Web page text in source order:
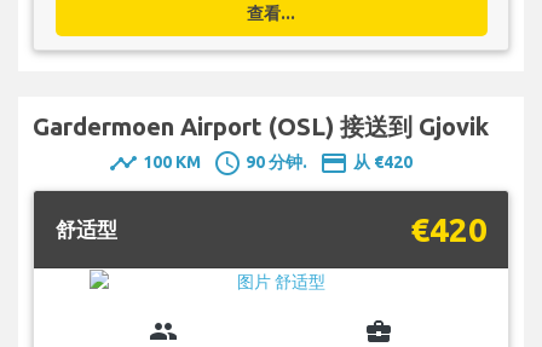
查看...
Gardermoen Airport (OSL) 接送到 Gjovik
timeline 100 KM schedule 90 分钟. payment 从 €420
舒适型 €420
group business_center